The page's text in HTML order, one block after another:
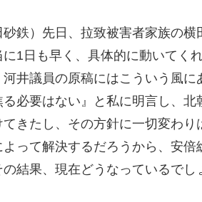
砂鉄）先日、拉致被害者家族の
に1日も早く、具体的に動いてく
河井議員の原稿にはこういう風
る必要はない』と私に明言し、
てきたし、その方針に一切変わ
よって解決するだろうから、安
の結果、現在どうなっているでし